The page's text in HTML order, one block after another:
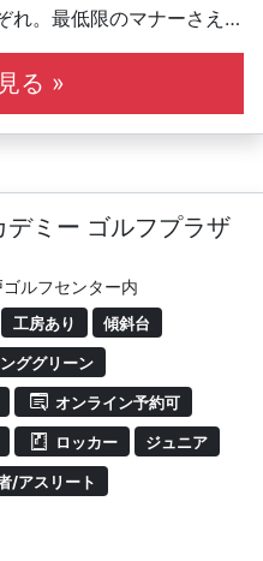
れ。最低限のマナーさえ守
ます。私たちはこれを「ゴ
我々ブリヂストンのインス
ィングをより楽しいものに
ステップアップシステム
初心者の方から、伸び悩
、プロを目指すジュニ
スンが可能です。
です。
る »
ミー ゴルフプラザ
ルフセンター内
工房あり 傾斜台
ググリーン
オンライン予約可
ロッカー ジュニア
/アスリート